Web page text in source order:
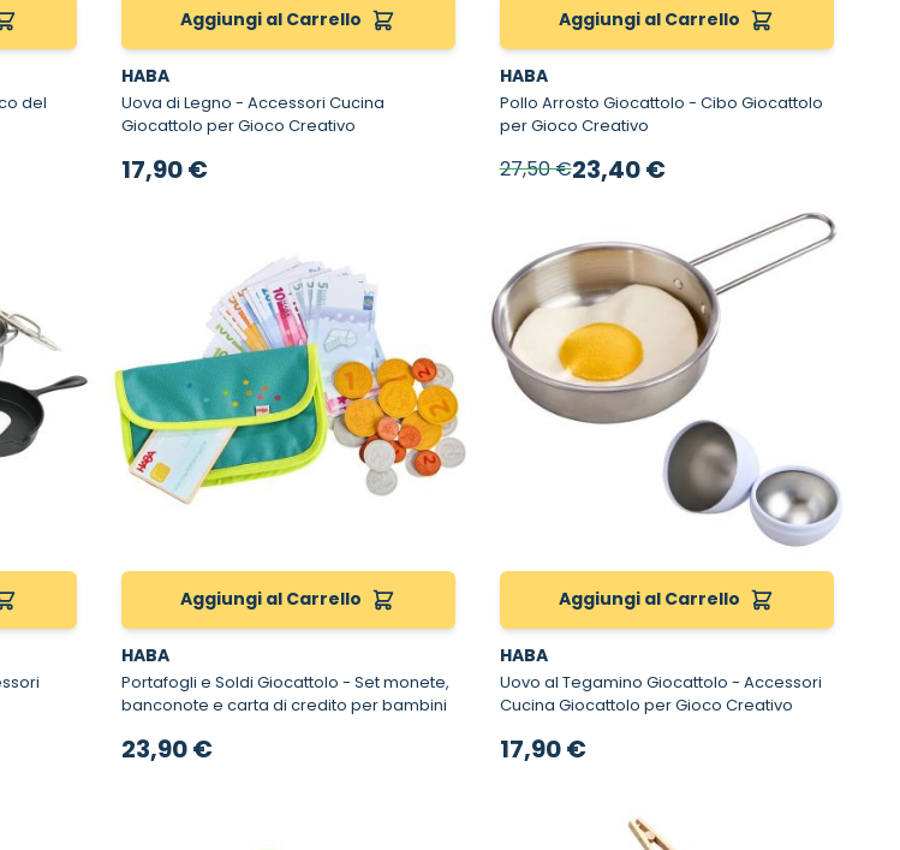
Aggiungi al Carrello
HABA
Uova di Legno - Accessori Cucina
Giocattolo per Gioco Creativo
17,90 €
Aggiungi al Carrello
HABA
Pollo Arrosto Giocattolo - Cibo Giocattolo
per Gioco Creativo
27,50 €Prezzo speciale
23,40 €
Aggiungi al Carrello
HABA
Portafogli e Soldi Giocattolo - Set monete,
banconote e carta di credito per bambini
23,90 €
Aggiungi al Carrello
HABA
Uovo al Tegamino Giocattolo - Accessori
Cucina Giocattolo per Gioco Creativo
17,90 €